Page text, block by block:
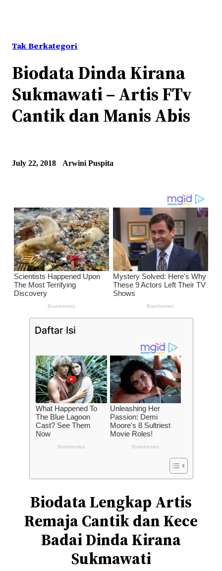
Tak Berkategori
Biodata Dinda Kirana
Sukmawati – Artis FTv
Cantik dan Manis Abis
July 22, 2018 Arwini Puspita
Daftar Isi
Biodata Lengkap Artis
Remaja Cantik dan Kece
Badai Dinda Kirana
Sukmawati